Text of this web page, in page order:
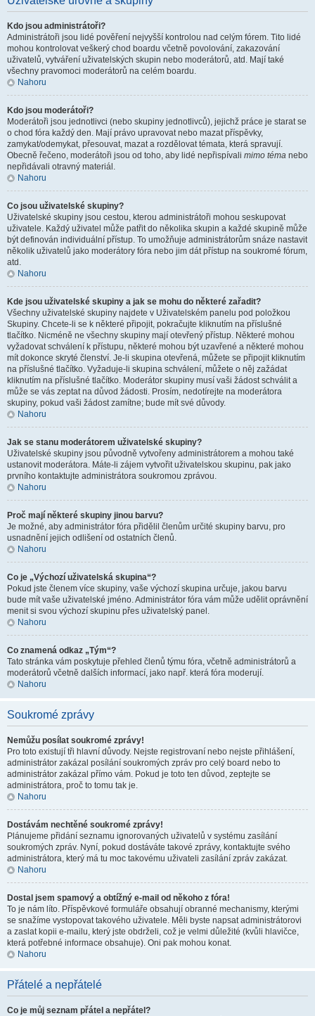
Kdo jsou administrátoři?
Administrátoři jsou lidé pověření nejvyšší kontrolou nad celým fórem. Tito lidé
mohou kontrolovat veškerý chod boardu včetně povolování, zakazování
uživatelů, vytváření uživatelských skupin nebo moderátorů, atd. Mají také
všechny pravomoci moderátorů na celém boardu.
Nahoru
Kdo jsou moderátoři?
Moderátoři jsou jednotlivci (nebo skupiny jednotlivců), jejichž práce je starat se
o chod fóra každý den. Mají právo upravovat nebo mazat příspěvky,
zamykat/odemykat, přesouvat, mazat a rozdělovat témata, která spravují.
Obecně řečeno, moderátoři jsou od toho, aby lidé nepřispívali mimo téma nebo
nepřidávali otravný materiál.
Nahoru
Co jsou uživatelské skupiny?
Uživatelské skupiny jsou cestou, kterou administrátoři mohou seskupovat
uživatele. Každý uživatel může patřit do několika skupin a každé skupině může
být definován individuální přístup. To umožňuje administrátorům snáze nastavit
několik uživatelů jako moderátory fóra nebo jim dát přístup na soukromé fórum,
atd.
Nahoru
Kde jsou uživatelské skupiny a jak se mohu do některé zařadit?
Všechny uživatelské skupiny najdete v Uživatelském panelu pod položkou
Skupiny. Chcete-li se k některé připojit, pokračujte kliknutím na příslušné
tlačítko. Nicméně ne všechny skupiny mají otevřený přístup. Některé mohou
vyžadovat schválení k přístupu, některé mohou být uzavřené a některé mohou
mít dokonce skryté členství. Je-li skupina otevřená, můžete se připojit kliknutím
na příslušné tlačítko. Vyžaduje-li skupina schválení, můžete o něj zažádat
kliknutím na příslušné tlačítko. Moderátor skupiny musí vaši žádost schválit a
může se vás zeptat na důvod žádosti. Prosím, nedotírejte na moderátora
skupiny, pokud vaši žádost zamítne; bude mít své důvody.
Nahoru
Jak se stanu moderátorem uživatelské skupiny?
Uživatelské skupiny jsou původně vytvořeny administrátorem a mohou také
ustanovit moderátora. Máte-li zájem vytvořit uživatelskou skupinu, pak jako
prvního kontaktujte administrátora soukromou zprávou.
Nahoru
Proč mají některé skupiny jinou barvu?
Je možné, aby administrátor fóra přidělil členům určité skupiny barvu, pro
usnadnění jejich odlišení od ostatních členů.
Nahoru
Co je „Výchozí uživatelská skupina“?
Pokud jste členem více skupiny, vaše výchozí skupina určuje, jakou barvu
bude mít vaše uživatelské jméno. Administrátor fóra vám může udělit oprávnění
menit si svou výchozí skupinu přes uživatelský panel.
Nahoru
Co znamená odkaz „Tým“?
Tato stránka vám poskytuje přehled členů týmu fóra, včetně administrátorů a
moderátorů včetně dalších informací, jako např. která fóra moderují.
Nahoru
Soukromé zprávy
Nemůžu posílat soukromé zprávy!
Pro toto existují tři hlavní důvody. Nejste registrovaní nebo nejste přihlášení,
administrátor zakázal posílání soukromých zpráv pro celý board nebo to
administrátor zakázal přímo vám. Pokud je toto ten důvod, zeptejte se
administrátora, proč to tomu tak je.
Nahoru
Dostávám nechtěné soukromé zprávy!
Plánujeme přidání seznamu ignorovaných uživatelů v systému zasílání
soukromých zpráv. Nyní, pokud dostáváte takové zprávy, kontaktujte svého
administrátora, který má tu moc takovému uživateli zasílání zpráv zakázat.
Nahoru
Dostal jsem spamový a obtížný e-mail od někoho z fóra!
To je nám líto. Příspěvkové formuláře obsahují obranné mechanismy, kterými
se snažíme vystopovat takového uživatele. Měli byste napsat administrátorovi
a zaslat kopii e-mailu, který jste obdrželi, což je velmi důležité (kvůli hlavičce,
která potřebné informace obsahuje). Oni pak mohou konat.
Nahoru
Přátelé a nepřátelé
Co je můj seznam přátel a nepřátel?